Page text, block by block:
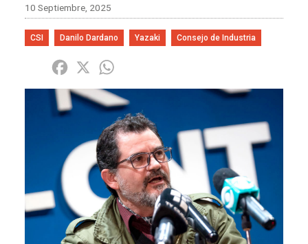
10 Septiembre, 2025
CSI Danilo Dardano Yazaki Consejo de Industria
Share Facebook
X
Imagen